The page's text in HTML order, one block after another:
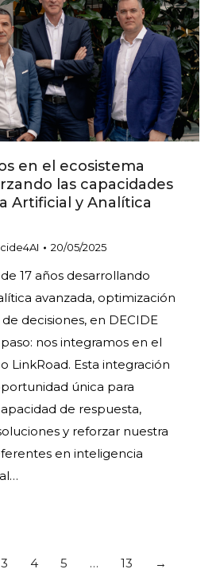
en el ecosistema
las capacidades
Artificial y Analítica
20/05/2025
17 años desarrollando
avanzada, optimización
decisiones, en DECIDE
nos integramos en el
LinkRoad. Esta integración
única para
de respuesta,
y reforzar nuestra
en inteligencia
3 4 5 … 13 →